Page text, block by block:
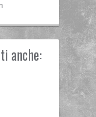
anche: